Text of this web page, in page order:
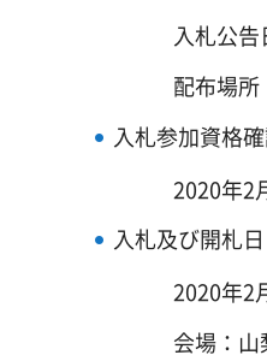
入札公告
配布場所
入札参加資格
2020年2
入札及び開札日
2020年2
会場：